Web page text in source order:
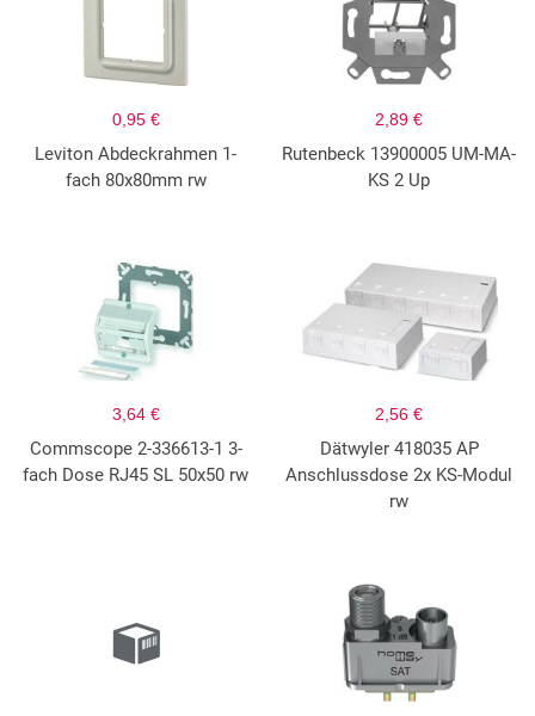
0,95 €
Leviton Abdeckrahmen 1-
fach 80x80mm rw
2,89 €
Rutenbeck 13900005 UM-MA-
KS 2 Up
3,64 €
Commscope 2-336613-1 3-
fach Dose RJ45 SL 50x50 rw
2,56 €
Dätwyler 418035 AP
Anschlussdose 2x KS-Modul
rw